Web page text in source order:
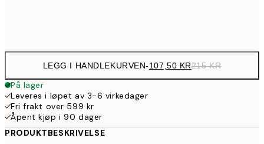
LEGG I HANDLEKURVEN-107,50 KR215 KR
På lager
Leveres i løpet av 3-6 virkedager
Fri frakt over 599 kr
Åpent kjøp i 90 dager
PRODUKTBESKRIVELSE